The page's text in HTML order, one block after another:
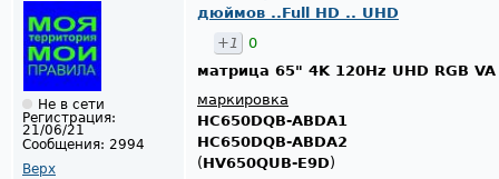
Не в сети
Регистрация:
21/06/21
Сообщения: 2994
Верх
дюймов ..Full HD .. UHD
+1
0
матрица 65" 4K 120Hz UHD RGB VA
маркировка
HC650DQB-ABDA1
HC650DQB-ABDA2
(HV650QUB-E9D)